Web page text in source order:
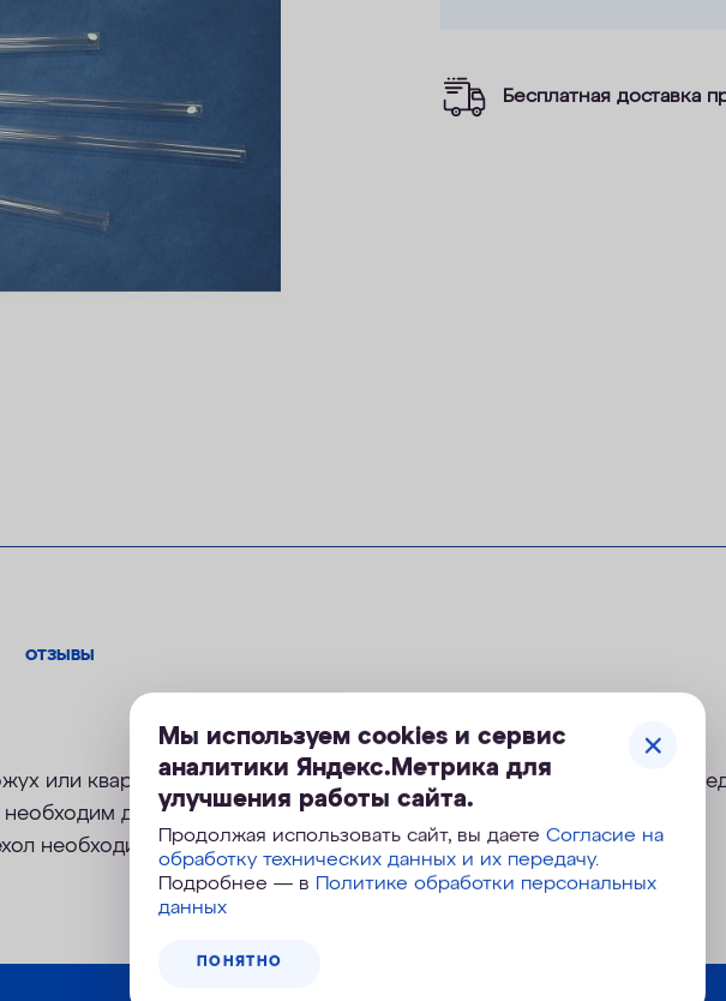
Бесплатная доставка
ОТЗЫВЫ
или кварцевый чехол, представляет собой стеклянную трубку
для исключения контакта УФ-лампы с водой.
необходимо промывать не менее 1 раза в год.
Мы используем cookies и сервис
аналитики Яндекс.Метрика для
улучшения работы сайта.
Продолжая использовать сайт, вы даете Согласие на
обработку технических данных и их передачу.
Подробнее — в Политике обработки персональных
данных
ПОНЯТНО